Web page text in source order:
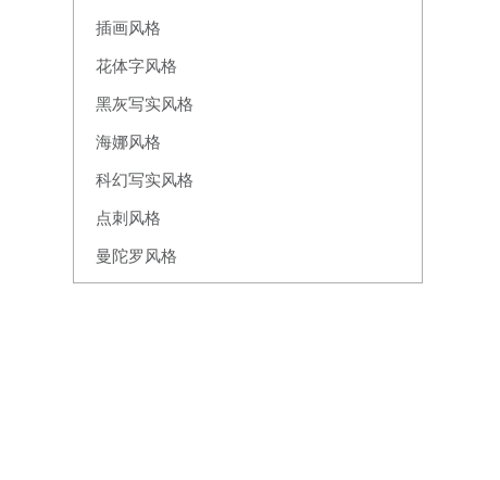
插画风格
花体字风格
黑灰写实风格
海娜风格
科幻写实风格
点刺风格
曼陀罗风格